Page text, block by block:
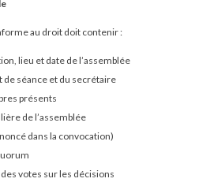
au droit doit contenir :
lieu et date de l’assemblée
de séance et du secrétaire
présents
de l’assemblée
dans la convocation)
votes sur les décisions